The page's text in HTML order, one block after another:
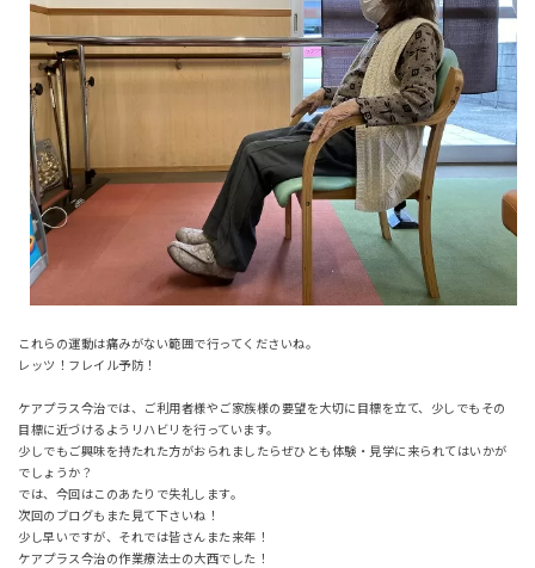
これらの運動は痛みがない範囲で行ってくださいね。
レッツ！フレイル予防！
ケアプラス今治では、ご利用者様やご家族様の要望を大切に目標を立て、少しでもその
目標に近づけるようリハビリを行っています。
少しでもご興味を持たれた方がおられましたらぜひとも体験・見学に来られてはいかが
でしょうか？
では、今回はこのあたりで失礼します。
次回のブログもまた見て下さいね！
少し早いですが、それでは皆さんまた来年！
ケアプラス今治の作業療法士の大西でした！